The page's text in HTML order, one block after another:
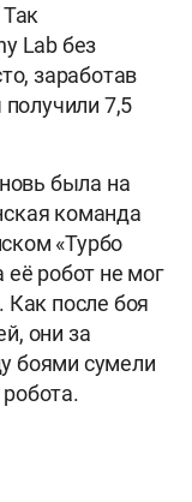
Lab без
заработав
7,5
была на
команда
«Турбо
её робот не мог
Как после боя
они за
боями сумели